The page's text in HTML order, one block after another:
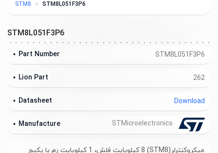
STM8
STM8L051F3P6
STM8L051F3P6
STM8L051F3P6
Part Number
262
Lion Part
Download
Datasheet
Manufacture
میکروکنترلر(STM8) 8 کیلوبایت فلش، 1 کیلوبایت رم با پکیج